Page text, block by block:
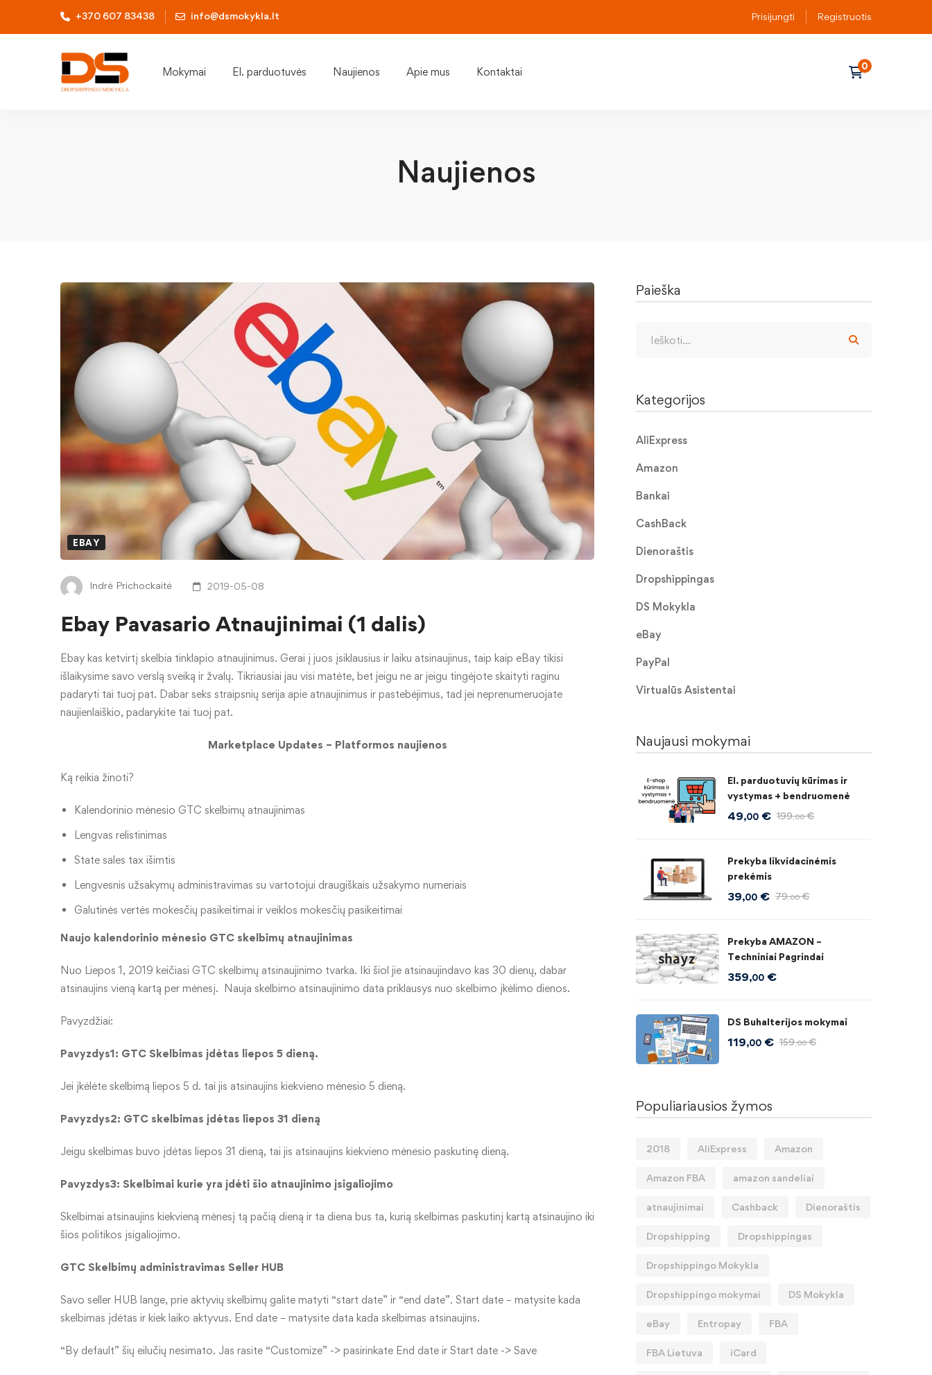
+370 607 83438 info@dsmokykla.lt Prisijungti Registruotis
Mokymai El. parduotuvės Naujienos Apie mus Kontaktai
Naujienos
EBAY
Indrė Prichockaitė 2019-05-08
Ebay Pavasario Atnaujinimai (1 dalis)
Ebay kas ketvirtį skelbia tinklapio atnaujinimus. Gerai į juos įsiklausius ir laiku atsinaujinus, taip kaip eBay tikisi
išlaikysime savo verslą sveiką ir žvalų. Tikriausiai jau visi matėte, bet jeigu ne ar jeigu tingėjote skaityti raginu
padaryti tai tuoj pat. Dabar seks straipsnių serija apie atnaujinimus ir pastebėjimus, tad jei neprenumeruojate
naujienlaiškio, padarykite tai tuoj pat.
Marketplace Updates – Platformos naujienos
Ką reikia žinoti?
Kalendorinio mėnesio GTC skelbimų atnaujinimas
Lengvas relistinimas
State sales tax išimtis
Lengvesnis užsakymų administravimas su vartotojui draugiškais užsakymo numeriais
Galutinės vertės mokesčių pasikeitimai ir veiklos mokesčių pasikeitimai
Naujo kalendorinio mėnesio GTC skelbimų atnaujinimas
Nuo Liepos 1, 2019 keičiasi GTC skelbimų atsinaujinimo tvarka. Iki šiol jie atsinaujindavo kas 30 dienų, dabar
atsinaujins vieną kartą per mėnesį. Nauja skelbimo atsinaujinimo data priklausys nuo skelbimo įkėlimo dienos.
Pavyzdžiai:
Pavyzdys1: GTC Skelbimas įdėtas liepos 5 dieną.
Jei įkėlėte skelbimą liepos 5 d. tai jis atsinaujins kiekvieno mėnesio 5 dieną.
Pavyzdys2: GTC skelbimas įdėtas liepos 31 dieną
Jeigu skelbimas buvo įdėtas liepos 31 dieną, tai jis atsinaujins kiekvieno mėnesio paskutinę dieną.
Pavyzdys3: Skelbimai kurie yra įdėti šio atnaujinimo įsigaliojimo
Skelbimai atsinaujins kiekvieną mėnesį tą pačią dieną ir ta diena bus ta, kurią skelbimas paskutinį kartą atsinaujino iki
šios politikos įsigaliojimo.
GTC Skelbimų administravimas Seller HUB
Savo seller HUB lange, prie aktyvių skelbimų galite matyti “start date” ir “end date”. Start date – matysite kada
skelbimas įdėtas ir kiek laiko aktyvus. End date – matysite data kada skelbimas atsinaujins.
“By default” šių eilučių nesimato. Jas rasite “Customize” -> pasirinkate End date ir Start date -> Save
Paieška
Kategorijos
AliExpress
Amazon
Bankai
CashBack
Dienoraštis
Dropshippingas
DS Mokykla
eBay
PayPal
Virtualūs Asistentai
Naujausi mokymai
El. parduotuvių kūrimas ir
vystymas + bendruomenė
49,00 € 199,00 €
Prekyba likvidacinėmis
prekėmis
39,00 € 79,00 €
Prekyba AMAZON –
Techniniai Pagrindai
359,00 €
DS Buhalterijos mokymai
119,00 € 159,00 €
Populiariausios žymos
2018 AliExpress Amazon
Amazon FBA amazon sandeliai
atnaujinimai Cashback Dienoraštis
Dropshipping Dropshippingas
Dropshippingo Mokykla
Dropshippingo mokymai DS Mokykla
eBay Entropay FBA
FBA Lietuva iCard